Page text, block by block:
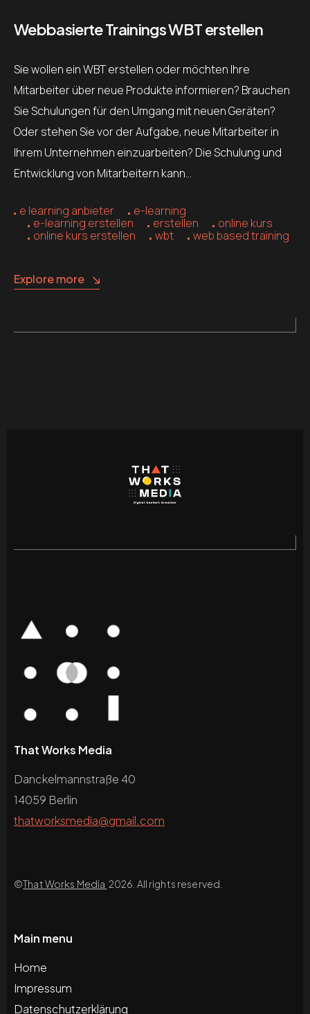
Webbasierte Trainings WBT erstellen
Sie wollen ein WBT erstellen oder möchten Ihre
Mitarbeiter über neue Produkte informieren? Brauchen
Sie Schulungen für den Umgang mit neuen Geräten?
Oder stehen Sie vor der Aufgabe, neue Mitarbeiter in
Ihrem Unternehmen einzuarbeiten? Die Schulung und
Entwicklung von Mitarbeitern kann…
e learning anbieter
e-learning
e-learning erstellen
erstellen
online kurs
online kurs erstellen
wbt web based training
Explore more
That Works Media
Danckelmannstraße 40
14059 Berlin
thatworksmedia@gmail.com
©That Works Media 2026. All rights reserved.
Main menu
Home
Impressum
Datenschutzerklärung